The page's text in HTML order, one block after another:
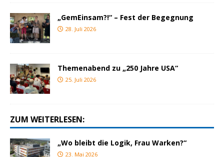
„GemEinsam?!“ – Fest der Begegnung
28. Juli 2026
Themenabend zu „250 Jahre USA“
25. Juli 2026
ZUM WEITERLESEN:
„Wo bleibt die Logik, Frau Warken?“
23. Mai 2026